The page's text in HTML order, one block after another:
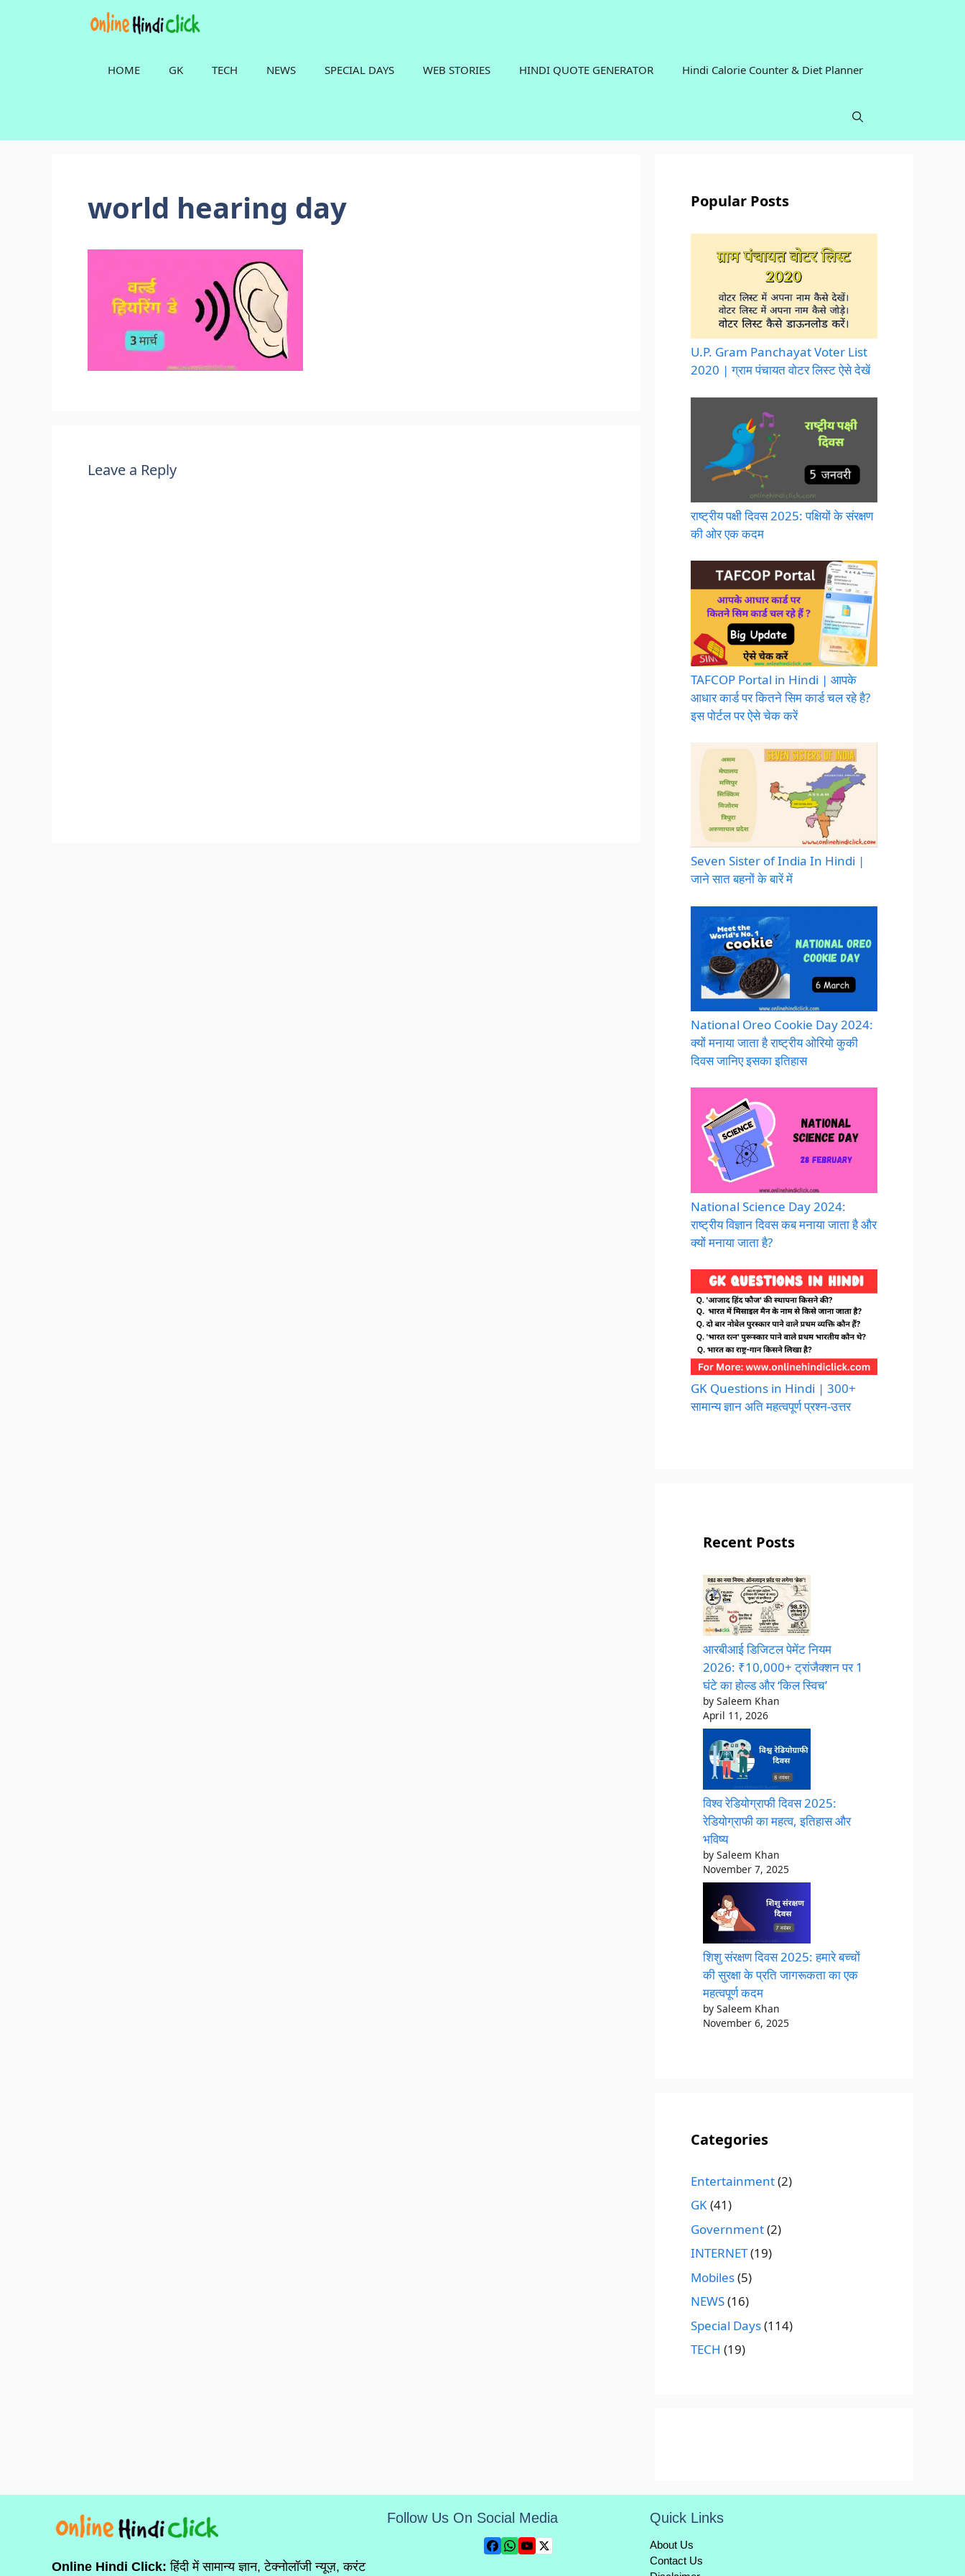
HOME GK TECH NEWS SPECIAL DAYS WEB STORIES HINDI QUOTE GENERATOR Hindi Calorie Counter & Diet Planner
world hearing day
Leave a Reply
Popular Posts
U.P. Gram Panchayat Voter List
2020 | ग्राम पंचायत वोटर लिस्ट ऐसे देखें
राष्ट्रीय पक्षी दिवस 2025: पक्षियों के संरक्षण
की ओर एक कदम
TAFCOP Portal in Hindi | आपके
आधार कार्ड पर कितने सिम कार्ड चल रहे है?
इस पोर्टल पर ऐसे चेक करें
Seven Sister of India In Hindi |
जाने सात बहनों के बारें में
National Oreo Cookie Day 2024:
क्यों मनाया जाता है राष्ट्रीय ओरियो कुकी
दिवस जानिए इसका इतिहास
National Science Day 2024:
राष्ट्रीय विज्ञान दिवस कब मनाया जाता है और
क्यों मनाया जाता है?
GK Questions in Hindi | 300+
सामान्य ज्ञान अति महत्वपूर्ण प्रश्न-उत्तर
Recent Posts
आरबीआई डिजिटल पेमेंट नियम
2026: ₹10,000+ ट्रांजैक्शन पर 1
घंटे का होल्ड और ‘किल स्विच’
by Saleem Khan
April 11, 2026
विश्व रेडियोग्राफी दिवस 2025:
रेडियोग्राफी का महत्व, इतिहास और
भविष्य
by Saleem Khan
November 7, 2025
शिशु संरक्षण दिवस 2025: हमारे बच्चों
की सुरक्षा के प्रति जागरूकता का एक
महत्वपूर्ण कदम
by Saleem Khan
November 6, 2025
Categories
Entertainment(2)
GK(41)
Government(2)
INTERNET(19)
Mobiles(5)
NEWS(16)
Special Days(114)
TECH (19)
Online Hindi Click: हिंदी में सामान्य ज्ञान, टेक्नोलॉजी न्यूज़, करंट
Follow Us On Social Media Quick Links
About Us
Contact Us